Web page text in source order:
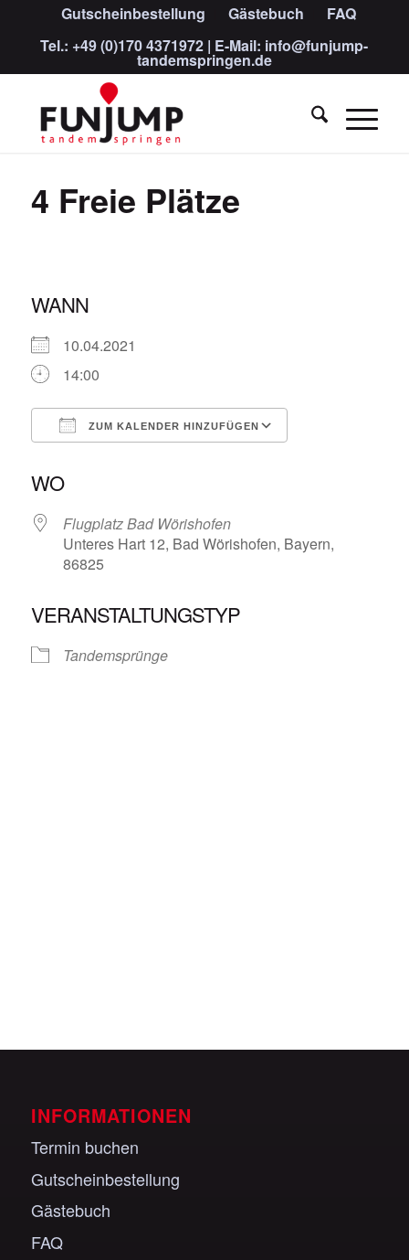
Gutscheinbestellung Gästebuch
FAQ
Tel.: +49 (0)170 4371972 | E-Mail: info@funjump-
tandemspringen.de
4 Freie Plätze
WANN
10.04.2021
14:00
ZUM KALENDER HINZUFÜGEN
WO
Flugplatz Bad Wörishofen
Unteres Hart 12, Bad Wörishofen, Bayern,
86825
VERANSTALTUNGSTYP
Tandemsprünge
INFORMATIONEN
Termin buchen
Gutscheinbestellung
Gästebuch
FAQ